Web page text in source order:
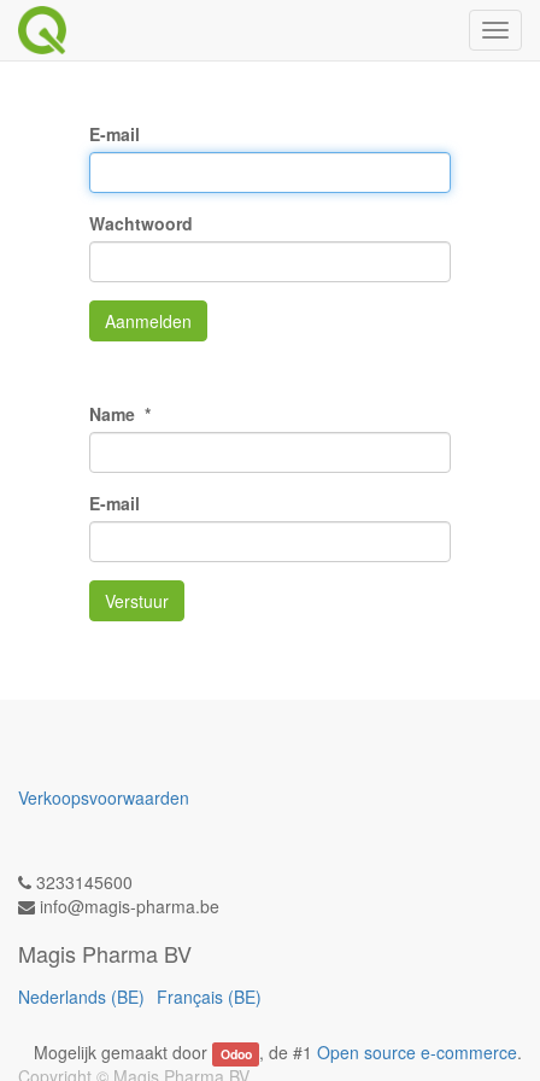
E-mail
Wachtwoord
Aanmelden
Name
E-mail
Verstuur
Verkoopsvoorwaarden
3233145600
info@magis-pharma.be
Magis Pharma BV
Nederlands (BE) Français (BE)
Mogelijk gemaakt door Odoo , de #1 Open source e-commerce.
Copyright © Magis Pharma BV